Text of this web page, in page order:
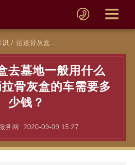
识 运送骨灰盒去墓地一般用什么车？租一辆拉骨灰盒的车需要多少钱？
去墓地一般用什么
骨灰盒的车需要多
少钱？
务网 2020-09-09 15:27